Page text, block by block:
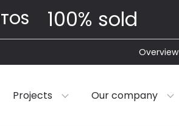
100% sold
Overview
Projects Our company